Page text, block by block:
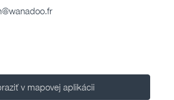
v mapovej aplikácii